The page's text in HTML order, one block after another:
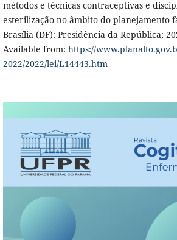
métodos e técnicas contraceptivas e
esterilização no âmbito do planejamento
Brasília (DF): Presidência da República;
Available from: https://
2022/2022/lei/L14443.htm